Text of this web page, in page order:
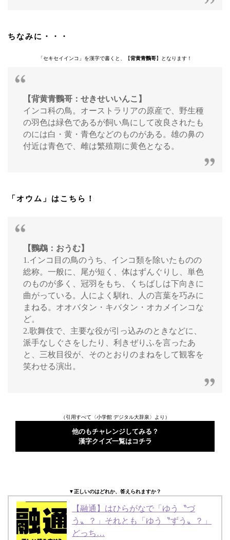
ちなみに・・・
「セキセイインコ」を漢字で書くと、【背黄青鸚哥】となります！
【背黄青鸚哥：せきせいいんこ】
インコ科の鳥。オーストラリアの原産で、野生種
の羽色は緑色であるが飼い鳥にして改良されたも
のには白・黄・青色などのものがある。雄の鼻の
付近は青色で、雌は繁殖期に黄色となる。
「オウム」はこちら！
【鸚鵡：おうむ】
1.インコ目の鳥のうち、インコ類を除いたものの
総称。一般に、尾が短く、体はずんぐりし、単色
のものが多く、冠羽をもち、くちばしは下向きに
曲がっている。人によく馴れ、人の言葉を巧みに
まねる。オオバタン・キバタン・オカメインコな
ど。
2.歌舞伎で、主要な役が引っ込みのときなどに、
派手なしぐさをしたり、利きぜりふを言ったあ
と、三枚目役が、そのとおりのまねをして観客を
笑わせる演出。
（引用すべて〈小学館 デジタル大辞泉〉より）
他のもチャレンジしてみる？
漢字クイズ一覧はコチラ
▼正しいのはどれか、答えられますか？
【融通】はひらがなで「ゆう〝づ
う〟？」それとも「ゆう〝ずう〟？」
どっち…